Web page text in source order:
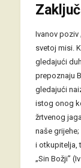
Ivanov poziv
svetoj misi.
gledajući
prepoznaju
gledajući
istog onog
žrtvenog
naše
i otkupitelja,
„Sin Božji”